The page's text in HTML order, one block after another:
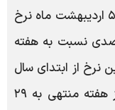
نرخ سود بین بانکی در هفته منتهی به ۵ اردیبهشت ماه نرخ
نسبت به هفته
بود. این نرخ از ابتدای سال
جاری با روند کاهشی همراه بود به جز هفته منتهی به ۲۹